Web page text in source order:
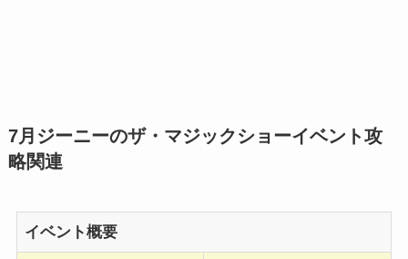
7月ジーニーのザ・マジックショーイベント攻
略関連
イベント概要